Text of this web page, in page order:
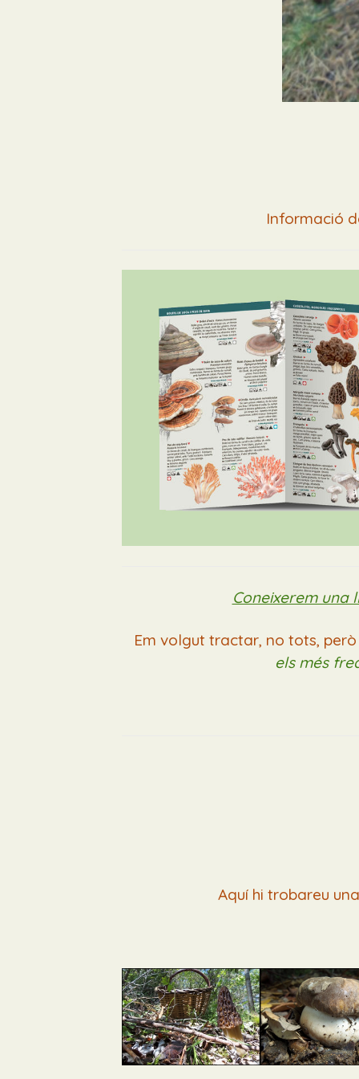
Informació
Coneixerem una
Em volgut tractar, no tots,
els més
Aquí hi trobareu